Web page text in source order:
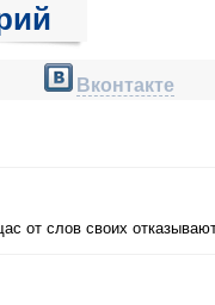
Вконтакте
от слов своих